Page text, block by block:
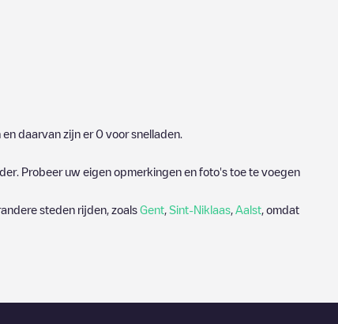
daarvan zijn er 0 voor snelladen.
Probeer uw eigen opmerkingen en foto's toe te voegen
steden rijden, zoals Gent Sint-Niklaas Aalst , omdat